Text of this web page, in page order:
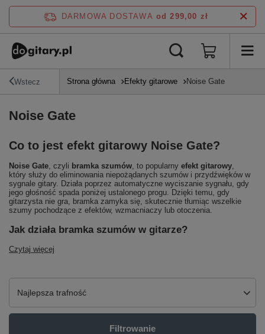
DARMOWA DOSTAWA od 299,00 zł
Wstecz Strona główna Efekty gitarowe Noise Gate
Noise Gate
Co to jest efekt gitarowy Noise Gate?
Noise Gate, czyli bramka szumów, to popularny efekt gitarowy,
który służy do eliminowania niepożądanych szumów i przydźwięków w
sygnale gitary. Działa poprzez automatyczne wyciszanie sygnału, gdy
jego głośność spada poniżej ustalonego progu. Dzięki temu, gdy
gitarzysta nie gra, bramka zamyka się, skutecznie tłumiąc wszelkie
szumy pochodzące z efektów, wzmacniaczy lub otoczenia.
Jak działa bramka szumów w gitarze?
Czytaj więcej
Zmień sortowanie
Najlepsza trafność
Filtrowanie